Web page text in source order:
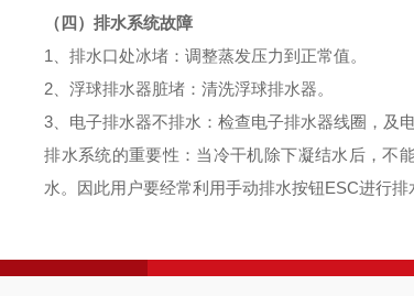
（四）排水系统故障
1、排水口处冰堵：调整蒸发压力到正常值。
2、浮球排水器脏堵：清洗浮球排水器。
3、电子排水器不排水：检查电子排水器线圈，及电
排水系统的重要性：当冷干机除下凝结水后，不
水。因此用户要经常利用手动排水按钮ESC进行